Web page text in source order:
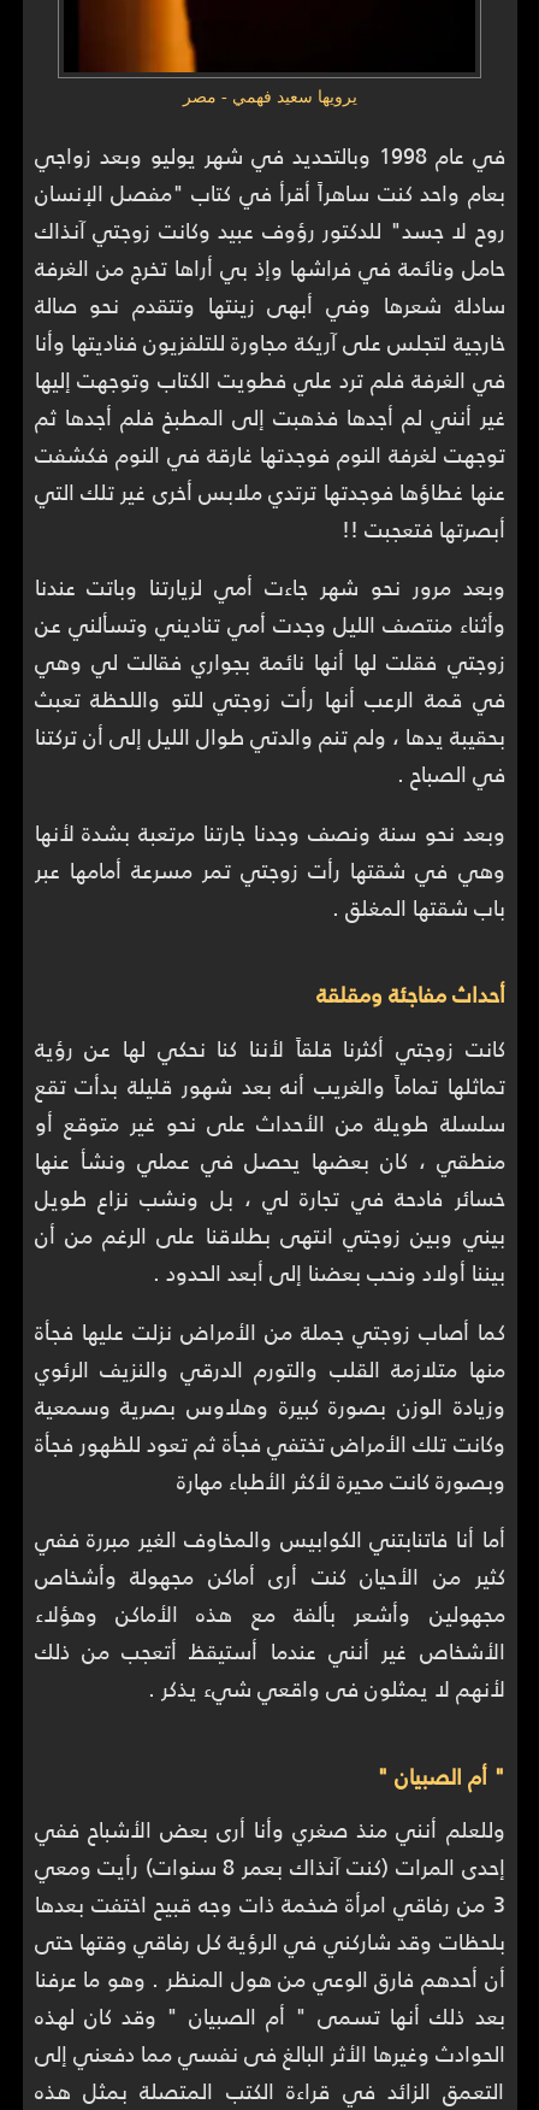
يرويها سعيد فهمي - مصر
في عام 1998 وبالتحديد في شهر يوليو وبعد زواجي
بعام واحد كنت ساهراً أقرأ في كتاب "مفصل الإنسان
روح لا جسد" للدكتور رؤوف عبيد وكانت زوجتي آنذاك
حامل ونائمة في فراشها وإذ بي أراها تخرج من الغرفة
سادلة شعرها وفي أبهى زينتها وتتقدم نحو صالة
خارجية لتجلس على آريكة مجاورة للتلفزيون فناديتها وأنا
في الغرفة فلم ترد علي فطويت الكتاب وتوجهت إليها
غير أنني لم أجدها فذهبت إلى المطبخ فلم أجدها ثم
توجهت لغرفة النوم فوجدتها غارقة في النوم فكشفت
عنها غطاؤها فوجدتها ترتدي ملابس أخرى غير تلك التي
أبصرتها فتعجبت !!
وبعد مرور نحو شهر جاءت أمي لزيارتنا وباتت عندنا
وأثناء منتصف الليل وجدت أمي تناديني وتسألني عن
زوجتي فقلت لها أنها نائمة بجواري فقالت لي وهي
في قمة الرعب أنها رأت زوجتي للتو واللحظة تعبث
بحقيبة يدها ، ولم تنم والدتي طوال الليل إلى أن تركتنا
في الصباح .
وبعد نحو سنة ونصف وجدنا جارتنا مرتعبة بشدة لأنها
وهي في شقتها رأت زوجتي تمر مسرعة أمامها عبر
باب شقتها المغلق .
أحداث مفاجئة ومقلقة
كانت زوجتي أكثرنا قلقاً لأننا كنا نحكي لها عن رؤية
تماثلها تماماً والغريب أنه بعد شهور قليلة بدأت تقع
سلسلة طويلة من الأحداث على نحو غير متوقع أو
منطقي ، كان بعضها يحصل في عملي ونشأ عنها
خسائر فادحة في تجارة لي ، بل ونشب نزاع طويل
بيني وبين زوجتي انتهى بطلاقنا على الرغم من أن
بيننا أولاد ونحب بعضنا إلى أبعد الحدود .
كما أصاب زوجتي جملة من الأمراض نزلت عليها فجأة
منها متلازمة القلب والتورم الدرقي والنزيف الرئوي
وزيادة الوزن بصورة كبيرة وهلاوس بصرية وسمعية
وكانت تلك الأمراض تختفي فجأة ثم تعود للظهور فجأة
وبصورة كانت محيرة لأكثر الأطباء مهارة
أما أنا فاتنابتني الكوابيس والمخاوف الغير مبررة ففي
كثير من الأحيان كنت أرى أماكن مجهولة وأشخاص
مجهولين وأشعر بألفة مع هذه الأماكن وهؤلاء
الأشخاص غير أنني عندما أستيقظ أتعجب من ذلك
لأنهم لا يمثلون فى واقعي شيء يذكر .
" أم الصبيان "
وللعلم أنني منذ صغري وأنا أرى بعض الأشباح ففي
إحدى المرات (كنت آنذاك بعمر 8 سنوات) رأيت ومعي
3 من رفاقي امرأة ضخمة ذات وجه قبيح اختفت بعدها
بلحظات وقد شاركني في الرؤية كل رفاقي وقتها حتى
أن أحدهم فارق الوعي من هول المنظر . وهو ما عرفنا
بعد ذلك أنها تسمى " أم الصبيان " وقد كان لهذه
الحوادث وغيرها الأثر البالغ فى نفسي مما دفعني إلى
التعمق الزائد في قراءة الكتب المتصلة بمثل هذه